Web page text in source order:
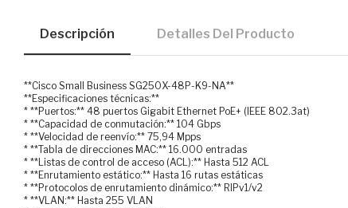
Descripción Detalles Del Producto
**Cisco Small Business SG250X-48P-K9-NA**
**Especificaciones técnicas:**
* **Puertos:** 48 puertos Gigabit Ethernet PoE+ (IEEE 802.3at)
* **Capacidad de conmutación:** 104 Gbps
* **Velocidad de reenvío:** 75,94 Mpps
* **Tabla de direcciones MAC:** 16.000 entradas
* **Listas de control de acceso (ACL):** Hasta 512 ACL
* **Enrutamiento estático:** Hasta 16 rutas estáticas
* **Protocolos de enrutamiento dinámico:** RIPv1/v2
* **VLAN:** Hasta 255 VLAN